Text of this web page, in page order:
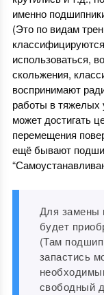
именно
(Это по видам
использоваться,
скольжения,
воспринимают
работы в тяжелых
может достигать
перемещения
ещё бывают
Для замены
будет
(Там
запастись
свободный